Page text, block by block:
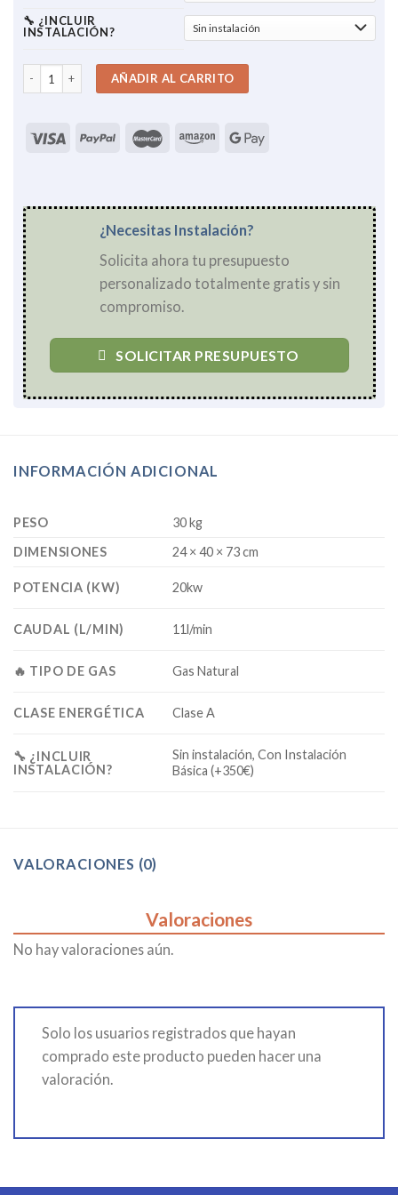
🔧 ¿INCLUIR
INSTALACIÓN?
Immergas Victrix 24 Omnia kw cantidad
AÑADIR AL CARRITO
¿Necesitas Instalación?
Solicita ahora tu presupuesto
personalizado totalmente gratis y sin
compromiso.
SOLICITAR PRESUPUESTO
INFORMACIÓN ADICIONAL
PESO
30 kg
DIMENSIONES
24 × 40 × 73 cm
POTENCIA (KW) 20kw
CAUDAL (L/MIN) 11l/min
🔥 TIPO DE GAS Gas Natural
CLASE ENERGÉTICA Clase A
🔧 ¿INCLUIR
INSTALACIÓN?
Sin instalación, Con Instalación
Básica (+350€)
VALORACIONES (0)
Valoraciones
No hay valoraciones aún.
Solo los usuarios registrados que hayan
comprado este producto pueden hacer una
valoración.